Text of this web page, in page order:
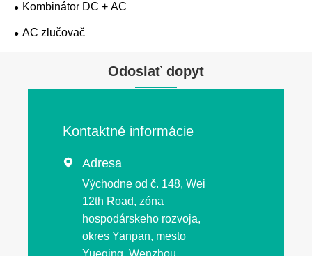
Kombinátor DC + AC
AC zlučovač
Odoslať dopyt
Kontaktné informácie
 Adresa
Východne od č. 148, Wei
12th Road, zóna
hospodárskeho rozvoja,
okres Yanpan, mesto